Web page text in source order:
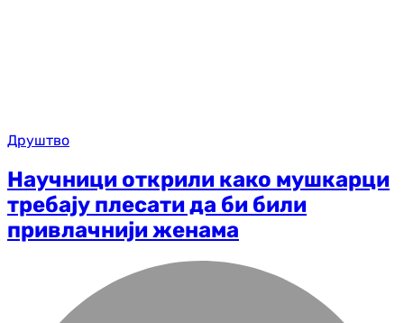
Друштво
Научници открили како мушкарци
требају плесати да би били
привлачнији женама